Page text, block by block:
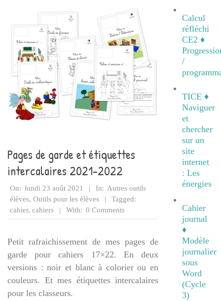
Pages de garde et étiquettes
intercalaires 2021-2022
2021-
08-
23
On: lundi 23 août 2021 In: Autres outils
élèves, Outils pour les élèves
Tagged:
cahier, cahiers With: 0 Comments
Petit rafraichissement de mes pages de
garde pour cahiers 17×22. En deux
versions : noir et blanc à colorier ou en
couleurs. Et mes étiquettes intercalaires
pour les classeurs.
Calcul
réfléchi
CE2 ♦
/
TICE ♦
Naviguer
et
chercher
sur un
site
internet
: Les
énergies
Cahier
journal
♦
Modèle
journalier
sous
Word
(Cycle
3)